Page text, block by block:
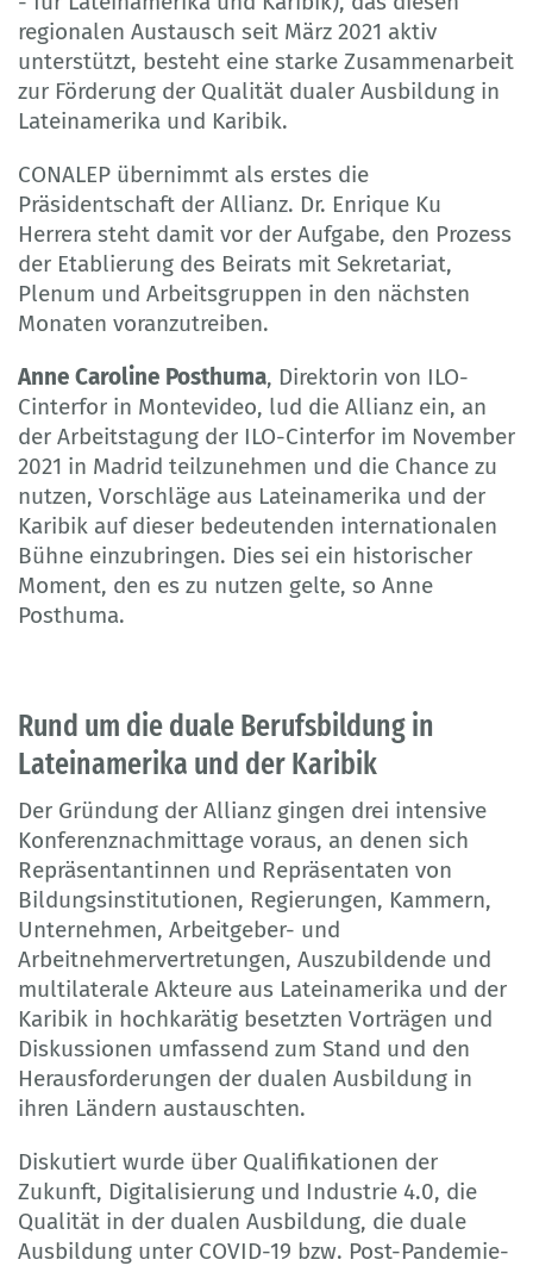
regionalen Austausch seit März 2021 aktiv
unterstützt, besteht eine starke Zusammenarbeit
zur Förderung der Qualität dualer Ausbildung in
Lateinamerika und Karibik.
CONALEP übernimmt als erstes die
Präsidentschaft der Allianz. Dr. Enrique Ku
Herrera steht damit vor der Aufgabe, den Prozess
der Etablierung des Beirats mit Sekretariat,
Plenum und Arbeitsgruppen in den nächsten
Monaten voranzutreiben.
Anne Caroline Posthuma, Direktorin von ILO-
Cinterfor in Montevideo, lud die Allianz ein, an
der Arbeitstagung der ILO-Cinterfor im November
2021 in Madrid teilzunehmen und die Chance zu
nutzen, Vorschläge aus Lateinamerika und der
Karibik auf dieser bedeutenden internationalen
Bühne einzubringen. Dies sei ein historischer
Moment, den es zu nutzen gelte, so Anne
Posthuma.
Rund um die duale Berufsbildung in
Lateinamerika und der Karibik
Der Gründung der Allianz gingen drei intensive
Konferenznachmittage voraus, an denen sich
Repräsentantinnen und Repräsentaten von
Bildungsinstitutionen, Regierungen, Kammern,
Unternehmen, Arbeitgeber- und
Arbeitnehmervertretungen, Auszubildende und
multilaterale Akteure aus Lateinamerika und der
Karibik in hochkarätig besetzten Vorträgen und
Diskussionen umfassend zum Stand und den
Herausforderungen der dualen Ausbildung in
ihren Ländern austauschten.
Diskutiert wurde über Qualifikationen der
Zukunft, Digitalisierung und Industrie 4.0, die
Qualität in der dualen Ausbildung, die duale
Ausbildung unter COVID-19 bzw. Post-Pandemie-